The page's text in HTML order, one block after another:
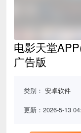
电影天堂
广告版
类别：安卓软件
更新：2026-5-13